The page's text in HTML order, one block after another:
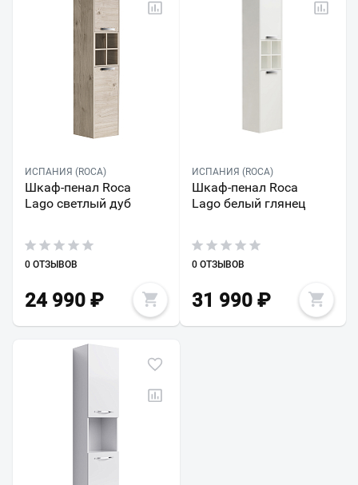
ИСПАНИЯ (ROCA)
Шкаф-пенал Roca
Lago светлый дуб
0 ОТЗЫВОВ
24 990 ₽
ИСПАНИЯ (ROCA)
Шкаф-пенал Roca
Lago белый глянец
0 ОТЗЫВОВ
31 990₽